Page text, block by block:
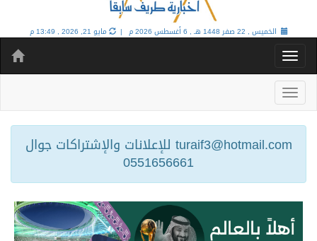
الخميس , 22 صفر 1448 هـ , 6 أغسطس 2026 م | مايو 21, 2026 , 13:49 م
turaif3@hotmail.com للإعلانات والإشتراكات جوال
0551656661